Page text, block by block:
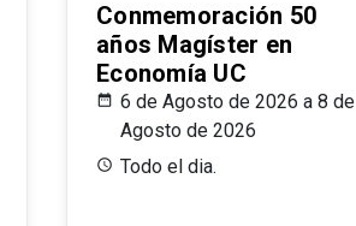
Conmemoración 50
años Magíster en
Economía UC
6 de Agosto de 2026 a 8 de
Agosto de 2026
Todo el dia.